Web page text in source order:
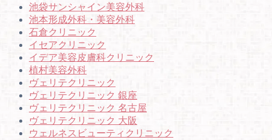
池袋サンシャイン美容外科
池本形成外科・美容外科
石倉クリニック
イセアクリニック
イデア美容皮膚科クリニック
植村美容外科
ヴェリテクリニック
ヴェリテクリニック 銀座
ヴェリテクリニック 名古屋
ヴェリテクリニック 大阪
ウェルネスビューティクリニック